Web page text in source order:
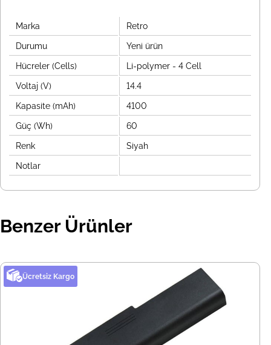
Marka Retro
Durumu Yeni ürün
Hücreler (Cells) Li-polymer - 4 Cell
Voltaj (V) 14.4
Kapasite (mAh) 4100
Güç (Wh) 60
Renk Siyah
Notlar
Benzer Ürünler
Ücretsiz Kargo